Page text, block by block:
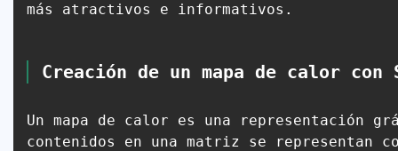
más atractivos e informativos.
Creación de un mapa de calor con
Un mapa de calor es una representación
contenidos en una matriz se representan